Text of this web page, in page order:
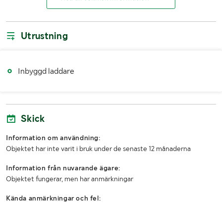
Transportmått
Utrustning
Inbyggd laddare
Skick
Information om användning:
Objektet har inte varit i bruk under de senaste 12 månaderna
Information från nuvarande ägare:
Objektet fungerar, men har anmärkningar
Kända anmärkningar och fel: